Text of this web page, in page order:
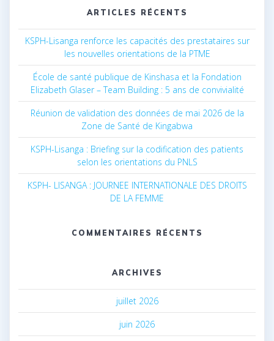
ARTICLES RÉCENTS
KSPH-Lisanga renforce les capacités des prestataires sur
les nouvelles orientations de la PTME
École de santé publique de Kinshasa et la Fondation
Elizabeth Glaser – Team Building : 5 ans de convivialité
Réunion de validation des données de mai 2026 de la
Zone de Santé de Kingabwa
KSPH-Lisanga : Briefing sur la codification des patients
selon les orientations du PNLS
KSPH- LISANGA : JOURNEE INTERNATIONALE DES DROITS
DE LA FEMME
COMMENTAIRES RÉCENTS
ARCHIVES
juillet 2026
juin 2026